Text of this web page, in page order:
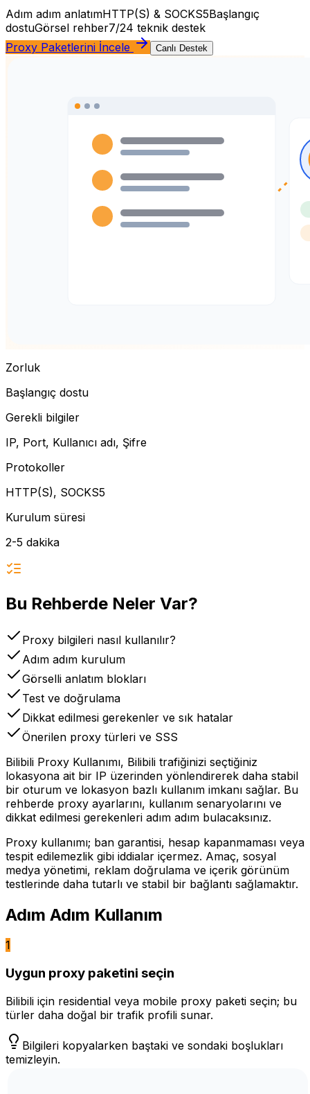
Adım adım anlatımHTTP(S) & SOCKS5Başlangıç
dostuGörsel rehber7/24 teknik destek
Proxy Paketlerini İncele
Canlı Destek
Zorluk
Başlangıç dostu
Gerekli bilgiler
IP, Port, Kullanıcı adı, Şifre
Protokoller
HTTP(S), SOCKS5
Kurulum süresi
2-5 dakika
Bu Rehberde Neler Var?
Proxy bilgileri nasıl kullanılır?
Adım adım kurulum
Görselli anlatım blokları
Test ve doğrulama
Dikkat edilmesi gerekenler ve sık hatalar
Önerilen proxy türleri ve SSS
Bilibili Proxy Kullanımı, Bilibili trafiğinizi seçtiğiniz
lokasyona ait bir IP üzerinden yönlendirerek daha stabil
bir oturum ve lokasyon bazlı kullanım imkanı sağlar. Bu
rehberde proxy ayarlarını, kullanım senaryolarını ve
dikkat edilmesi gerekenleri adım adım bulacaksınız.
Proxy kullanımı; ban garantisi, hesap kapanmaması veya
tespit edilemezlik gibi iddialar içermez. Amaç, sosyal
medya yönetimi, reklam doğrulama ve içerik görünüm
testlerinde daha tutarlı ve stabil bir bağlantı sağlamaktır.
Adım Adım Kullanım
1
Uygun proxy paketini seçin
Bilibili için residential veya mobile proxy paketi seçin; bu
türler daha doğal bir trafik profili sunar.
Bilgileri kopyalarken baştaki ve sondaki boşlukları
temizleyin.